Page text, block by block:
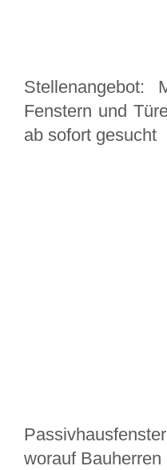
Stellenangebot:
Fenstern und
ab sofort gesucht
worauf Bauherren